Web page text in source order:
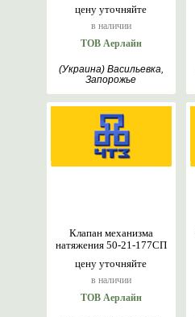
цену уточняйте
в наличии
ТОВ Аерлайн
(Украина) Васильевка,
Запорожье
цену уточняйте
в наличии
Клапан механизма
натяжения 50-21-177СП
ТОВ Аерлайн